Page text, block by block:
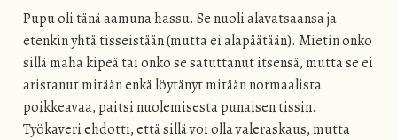
Pupu oli tänä aamuna hassu. Se nuoli alavatsaansa ja
etenkin yhtä tisseistään (mutta ei alapäätään). Mietin onko
sillä maha kipeä tai onko se satuttanut itsensä, mutta se ei
aristanut mitään enkä löytänyt mitään normaalista
poikkeavaa, paitsi nuolemisesta punaisen tissin.
Työkaveri ehdotti, että sillä voi olla valeraskaus, mutta